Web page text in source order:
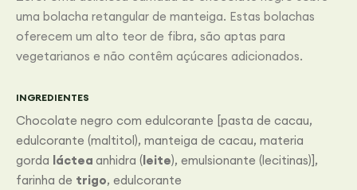
uma bolacha retangular de manteiga. Estas bolachas
oferecem um alto teor de fibra, são aptas para
vegetarianos e não contêm açúcares adicionados.
INGREDIENTES
Chocolate negro com edulcorante [pasta de cacau,
edulcorante (maltitol), manteiga de cacau, materia
gorda láctea anhidra (leite), emulsionante (lecitinas)],
farinha de trigo, edulcorante